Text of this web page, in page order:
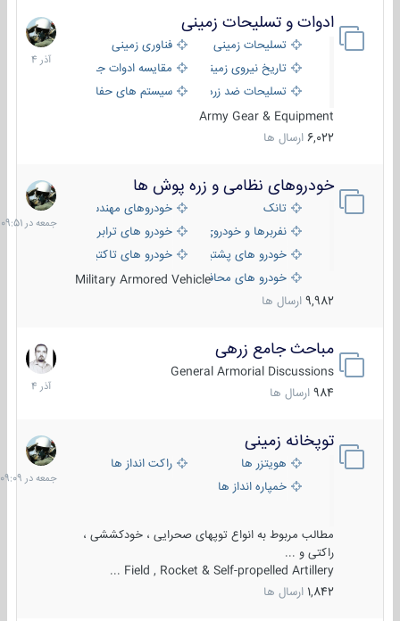
ادوات و تسلیحات زمینی
تسلیحات زمینی
فناوری زمینی
تاریخ نیروی زمینی
مقایسه ادوات جنگی
تسلیحات ضد زره
سیستم های حفاظت فعال
Army Gear & Equipment
6,022 ارسال ها
21
آذر
1404
خودروهای نظامی و زره پوش ها
تانک
خودروهای مهندسی
نفربرها و خودروی های رزمی پیاده نظام
خودرو های ترابری نظامی
خودرو های پشتیبانی آتش ، شناسایی و ضد تانک
خودرو های تاکتیکی نظامی
خودرو های محافظت شدهMilitary Armored Vehicle
9,982 ارسال ها
جمعه
در
09:51
مباحث جامع زرهی
General Armorial Discussions
984 ارسال ها
7
آذر
1404
توپخانه زمینی
هویتزر ها
راکت انداز ها
خمپاره انداز ها
مطالب مربوط به انواع توپهای صحرایی ، خودکششی ،
راکتی و ...
Field , Rocket & Self-propelled Artillery ...
1,842 ارسال ها
جمعه
در
09:09